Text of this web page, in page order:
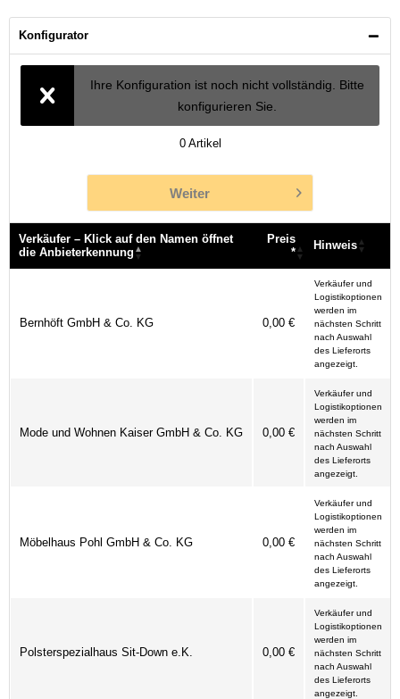
Konfigurator
Ihre Konfiguration ist noch nicht vollständig. Bitte
konfigurieren Sie.
0 Artikel
Weiter
Verkäufer – Klick auf den Namen öffnet
die Anbieterkennung
Preis
*
Hinweis
Bernhöft GmbH & Co. KG 0,00 €
Verkäufer und
Logistikoptionen
werden im
nächsten Schritt
nach Auswahl
des Lieferorts
angezeigt.
Mode und Wohnen Kaiser GmbH & Co. KG 0,00 €
Verkäufer und
Logistikoptionen
werden im
nächsten Schritt
nach Auswahl
des Lieferorts
angezeigt.
Möbelhaus Pohl GmbH & Co. KG 0,00 €
Verkäufer und
Logistikoptionen
werden im
nächsten Schritt
nach Auswahl
des Lieferorts
angezeigt.
Polsterspezialhaus Sit-Down e.K. 0,00 €
Verkäufer und
Logistikoptionen
werden im
nächsten Schritt
nach Auswahl
des Lieferorts
angezeigt.